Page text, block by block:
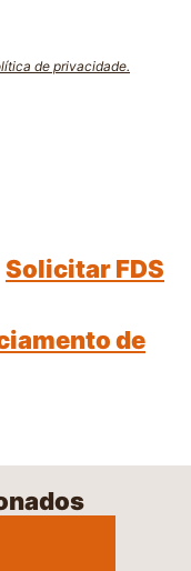
de privacidade.
Solicitar FDS
de